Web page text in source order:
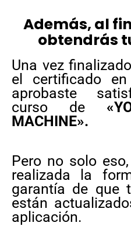
Además, al
obtendrás
Una vez
el certificado
aprobaste
curso de
MACHINE».
Pero no solo
realizada la
garantía de que
están
aplicación.